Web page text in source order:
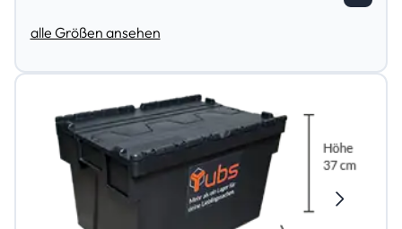
alle Größen ansehen